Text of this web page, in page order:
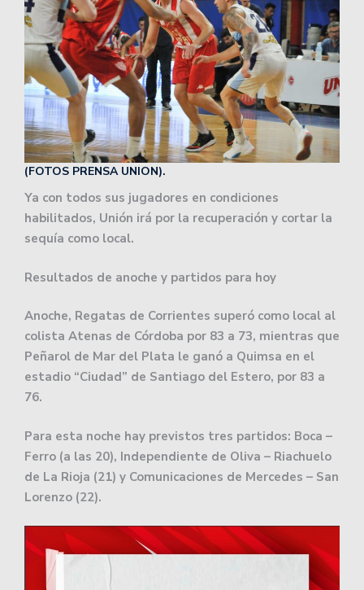
(FOTOS PRENSA UNION).
Ya con todos sus jugadores en condiciones
habilitados, Unión irá por la recuperación y cortar la
sequía como local.
Resultados de anoche y partidos para hoy
Anoche, Regatas de Corrientes superó como local al
colista Atenas de Córdoba por 83 a 73, mientras que
Peñarol de Mar del Plata le ganó a Quimsa en el
estadio “Ciudad” de Santiago del Estero, por 83 a
76.
Para esta noche hay previstos tres partidos: Boca –
Ferro (a las 20), Independiente de Oliva – Riachuelo
de La Rioja (21) y Comunicaciones de Mercedes – San
Lorenzo (22).